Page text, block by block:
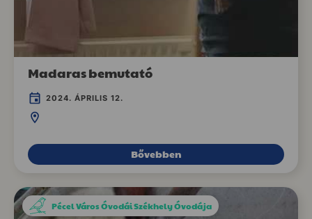
Madaras bemutató
2024. ÁPRILIS 12.
Bővebben
Pécel Város Óvodái Székhely Óvodája